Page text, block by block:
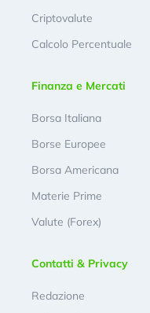
Criptovalute
Calcolo Percentuale
Finanza e Mercati
Borsa Italiana
Borse Europee
Borsa Americana
Materie Prime
Valute (Forex)
Contatti & Privacy
Redazione